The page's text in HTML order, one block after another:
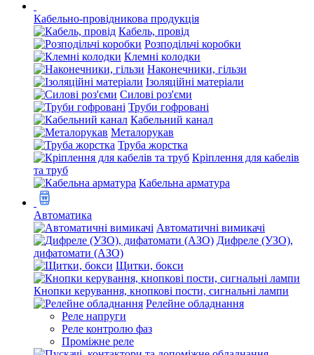
Кабельно-провідникова продукція
Кабель, провід
Розподільчі коробки
Клемні колодки
Наконечники, гільзи
Ізоляційні матеріали
Силові роз'єми
Труби гофровані
Кабельний канал
Металорукав
Труба жорстка
Кріплення для кабелів
та труб
Кабельна арматура
Автоматика
Автоматичні вимикачі
Дифреле (УЗО),
дифатомати (АЗО)
Щитки, бокси
Кнопки керування, кнопкові пости, сигнальні лампи
Релейне обладнання
Реле напруги
Реле контролю фаз
Проміжне реле